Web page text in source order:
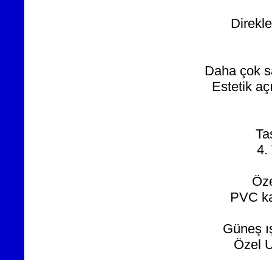
Daha çok
Estetik
4.
PVC
Güneş
Özel